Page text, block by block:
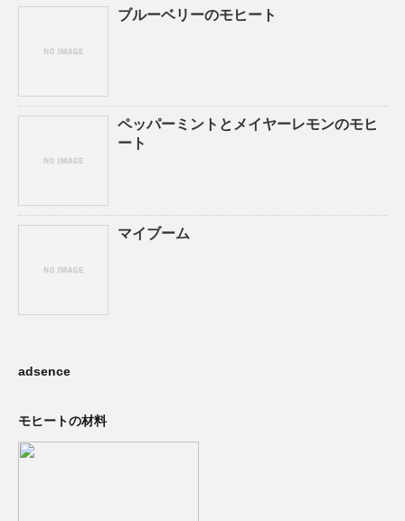
ブルーベリーのモヒート
ペッパーミントとメイヤーレモンのモヒ
ート
マイブーム
adsence
モヒートの材料